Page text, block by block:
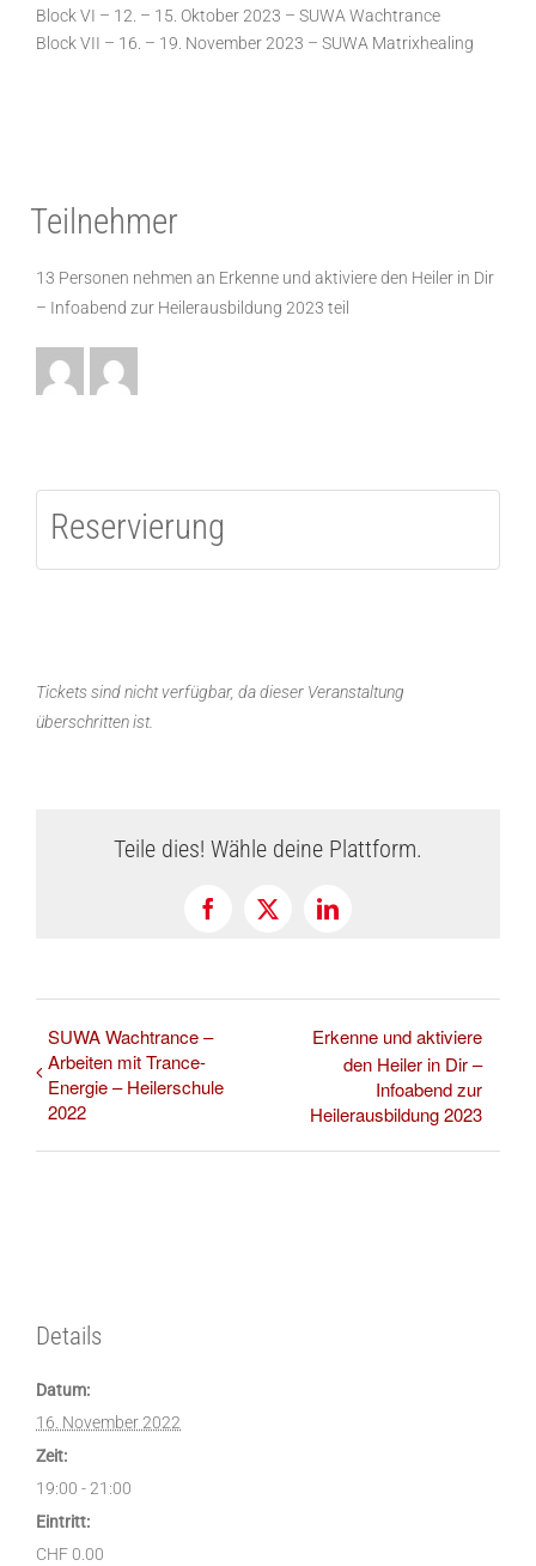
Block VI – 12. – 15. Oktober 2023 – SUWA Wachtrance
Block VII – 16. – 19. November 2023 – SUWA Matrixhealing
Teilnehmer
13 Personen nehmen an Erkenne und aktiviere den Heiler in Dir
– Infoabend zur Heilerausbildung 2023 teil
Reservierung
Tickets sind nicht verfügbar, da dieser Veranstaltung
überschritten ist.
Teile dies! Wähle deine Plattform.
Facebook
X LinkedIn
SUWA Wachtrance –
Arbeiten mit Trance-
Energie – Heilerschule
2022
Erkenne und aktiviere
den Heiler in Dir –
Infoabend zur
Heilerausbildung 2023
Details
Datum:
16. November 2022
Zeit:
19:00 - 21:00
Eintritt:
CHF 0.00